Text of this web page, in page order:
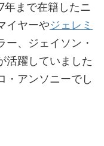
年まで在籍したニ
イヤーやジェレミ
ー、ジェイソン・
活躍していました
・アンソニーでし